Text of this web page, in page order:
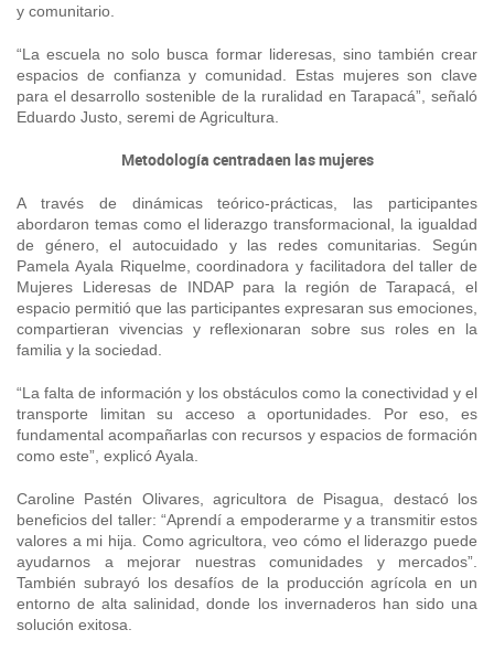
y comunitario.
“La escuela no solo busca formar lideresas, sino también crear
espacios de confianza y comunidad. Estas mujeres son clave
para el desarrollo sostenible de la ruralidad en Tarapacá”, señaló
Eduardo Justo, seremi de Agricultura.
Metodología centradaen las mujeres
A través de dinámicas teórico-prácticas, las participantes
abordaron temas como el liderazgo transformacional, la igualdad
de género, el autocuidado y las redes comunitarias. Según
Pamela Ayala Riquelme, coordinadora y facilitadora del taller de
Mujeres Lideresas de INDAP para la región de Tarapacá, el
espacio permitió que las participantes expresaran sus emociones,
compartieran vivencias y reflexionaran sobre sus roles en la
familia y la sociedad.
“La falta de información y los obstáculos como la conectividad y el
transporte limitan su acceso a oportunidades. Por eso, es
fundamental acompañarlas con recursos y espacios de formación
como este”, explicó Ayala.
Caroline Pastén Olivares, agricultora de Pisagua, destacó los
beneficios del taller: “Aprendí a empoderarme y a transmitir estos
valores a mi hija. Como agricultora, veo cómo el liderazgo puede
ayudarnos a mejorar nuestras comunidades y mercados”.
También subrayó los desafíos de la producción agrícola en un
entorno de alta salinidad, donde los invernaderos han sido una
solución exitosa.